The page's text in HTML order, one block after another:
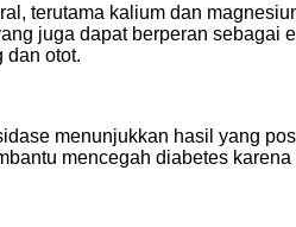
terutama kalium dan
juga dapat berperan
dan otot.
menunjukkan hasil yang
mencegah diabetes